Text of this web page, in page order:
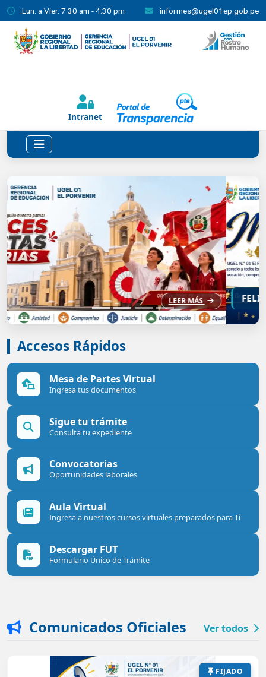
Lun. a Vier. 7:30 am - 4:30 pm informes@ugel01ep.gob.pe
Intranet
FELI DÍA DEL MAESTRO
Accesos Rápidos
Mesa de Partes Virtual
Ingresa tus documentos
Sigue tu trámite
Consulta tu expediente
Convocatorias
Oportunidades laborales
Aula Virtual
Ingresa a nuestros cursos virtuales preparados para Tí
Descargar FUT
Formulario Único de Trámite
Comunicados Oficiales Ver todos
FIJADO